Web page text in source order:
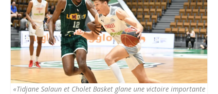
«Tidjane Salaun et Cholet Basket glane une victoire importante